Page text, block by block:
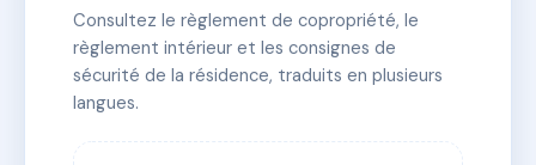
✓ Immatriculée 🏠 89 lots 🏗 2 bâtiment(s)
📞 Contacter Syndic Digital
Consultez le règlement de copropriété, le
règlement intérieur et les consignes de
sécurité de la résidence, traduits en plusieurs
langues.